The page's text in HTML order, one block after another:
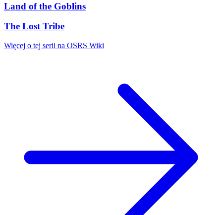
Land of the Goblins
The Lost Tribe
Więcej o tej serii na OSRS Wiki